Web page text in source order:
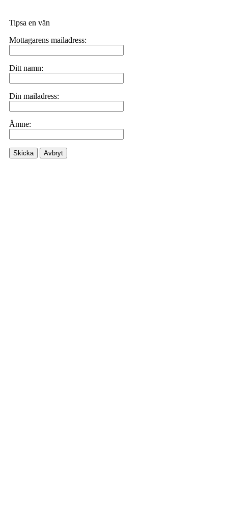
Tipsa en vän
Mottagarens mailadress:
Ditt namn:
Din mailadress:
Ämne:
Skicka Avbryt